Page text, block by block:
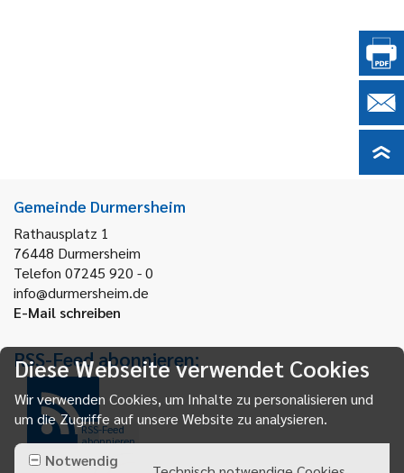
Gemeinde Durmersheim
Rathausplatz 1
76448 Durmersheim
Telefon 07245 920 - 0
info@durmersheim.de
E-Mail schreiben
RSS-Feed abonnieren:
RSS-Feed
abonnieren
Diese Webseite verwendet Cookies
Wir verwenden Cookies, um Inhalte zu personalisieren und
um die Zugriffe auf unsere Website zu analysieren.
Notwendig